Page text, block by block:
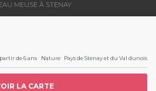
MEUSE À STENAY
de 6 ans Nature Pays de Stenay et du Val dunois
LA CARTE